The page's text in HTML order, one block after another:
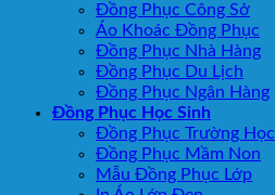
Đồng Phục Công Sở
Áo Khoác Đồng Phục
Đồng Phục Nhà Hàng
Đồng Phục Du Lịch
Đồng Phục Ngân Hàng
Đồng Phục Học Sinh
Đồng Phục Trường Học
Đồng Phục Mầm Non
Mẫu Đồng Phục Lớp